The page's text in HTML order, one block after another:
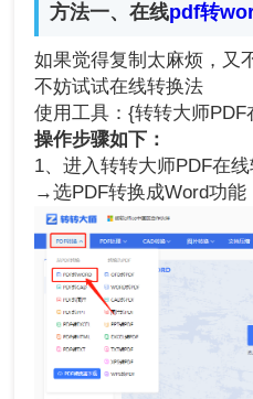
方法一、在线pdf转
如果觉得复制太麻烦，又
不妨试试在线转换法
使用工具：{转转大师
操作步骤如下：
1、进入转转大师PDF在
→选PDF转换成Word功能